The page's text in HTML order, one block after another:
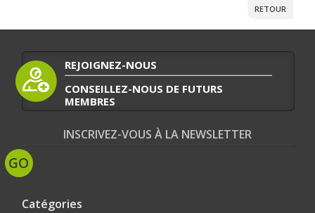
RETOUR
REJOIGNEZ-NOUS
CONSEILLEZ-NOUS DE FUTURS
MEMBRES
INSCRIVEZ-VOUS À LA NEWSLETTER
Catégories